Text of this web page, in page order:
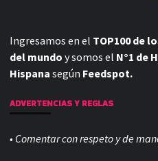
Ingresamos en el TOP100 de
del mundo y somos el N°1 de
Hispana según Feedspot.
ADVERTENCIAS Y REGLAS
• Comentar con respeto y de